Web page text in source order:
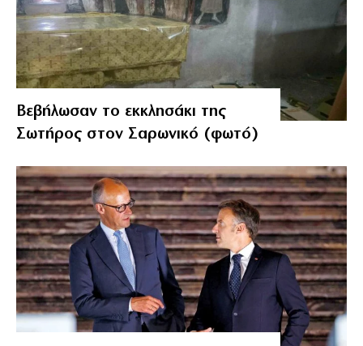
Βεβήλωσαν το εκκλησάκι της
Σωτήρος στον Σαρωνικό (φωτό)